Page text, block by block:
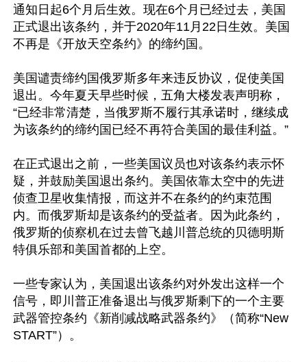
通知日起6个月后生效。现在6个月已经过去，美国
正式退出该条约，并于2020年11月22日生效。美国
不再是《开放天空条约》的缔约国。
美国谴责缔约国俄罗斯多年来违反协议，促使美国
退出。今年夏天早些时候，五角大楼发表声明称，
“已经非常清楚，当俄罗斯不履行其承诺时，继续成
为该条约的缔约国已经不再符合美国的最佳利益。”
在正式退出之前，一些美国议员也对该条约表示怀
疑，并鼓励美国退出条约。美国依靠太空中的先进
侦查卫星收集情报，而这并不在条约的约束范围
内。而俄罗斯却是该条约的受益者。因为此条约，
俄罗斯的侦察机在过去曾飞越川普总统的贝德明斯
特俱乐部和美国首都的上空。
一些专家认为，美国退出该条约对外发出这样一个
信号，即川普正准备退出与俄罗斯剩下的一个主要
武器管控条约《新削减战略武器条约》（简称“New
START”）。